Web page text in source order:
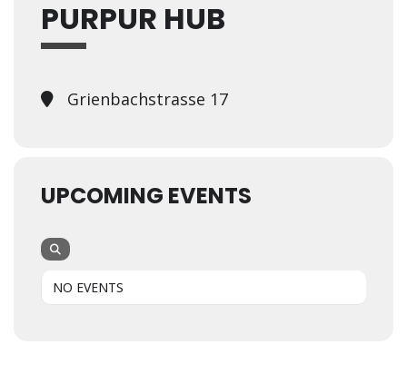
PURPUR HUB
Grienbachstrasse 17
UPCOMING EVENTS
NO EVENTS